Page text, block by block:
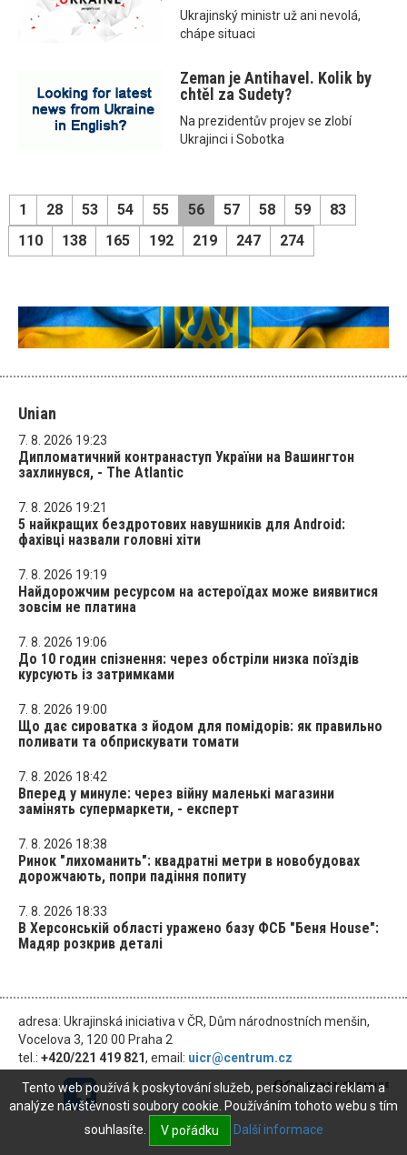
Ukrajinský ministr už ani nevolá,
chápe situaci
Zeman je Antihavel. Kolik by
chtěl za Sudety?
Na prezidentův projev se zlobí
Ukrajinci i Sobotka
1 28 53 54 55 56 57 58 59
83
110
138 165 192 219 247 274
Unian
7. 8. 2026 19:23
Дипломатичний контранаступ України на Вашингтон
захлинувся, - The Atlantic
7. 8. 2026 19:21
5 найкращих бездротових навушників для Android:
фахівці назвали головні хіти
7. 8. 2026 19:19
Найдорожчим ресурсом на астероїдах може виявитися
зовсім не платина
7. 8. 2026 19:06
До 10 годин спізнення: через обстріли низка поїздів
курсують із затримками
7. 8. 2026 19:00
Що дає сироватка з йодом для помідорів: як правильно
поливати та обприскувати томати
7. 8. 2026 18:42
Вперед у минуле: через війну маленькі магазини
замінять супермаркети, - експерт
7. 8. 2026 18:38
Ринок "лихоманить": квадратні метри в новобудовах
дорожчають, попри падіння попиту
7. 8. 2026 18:33
В Херсонській області уражено базу ФСБ "Беня House":
Мадяр розкрив деталі
adresa: Ukrajinská iniciativa v ČR, Dům národnostních menšin,
Vocelova 3, 120 00 Praha 2
tel.: +420/221 419 821, email: uicr@centrum.cz
© 2026
Tento web používá k poskytování služeb, personalizaci reklam a
analýze návštěvnosti soubory cookie. Používáním tohoto webu s tím
souhlasíte.
V pořádku Další informace